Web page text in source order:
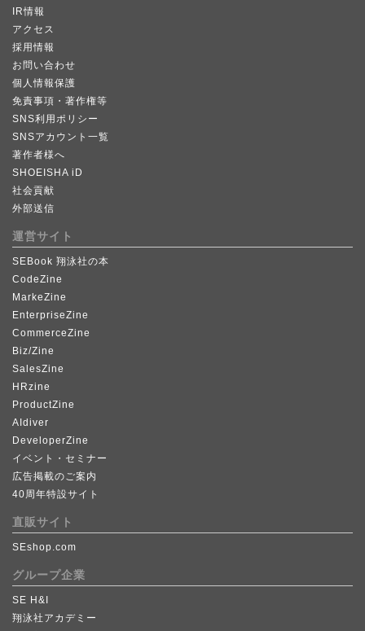
IR情報
アクセス
採用情報
お問い合わせ
個人情報保護
免責事項・著作権等
SNS利用ポリシー
SNSアカウント一覧
著作者様へ
SHOEISHA iD
社会貢献
外部送信
運営サイト
SEBook 翔泳社の本
CodeZine
MarkeZine
EnterpriseZine
CommerceZine
Biz/Zine
SalesZine
HRzine
ProductZine
AIdiver
DeveloperZine
イベント・セミナー
広告掲載のご案内
40周年特設サイト
直販サイト
SEshop.com
グループ企業
SE H&I
翔泳社アカデミー